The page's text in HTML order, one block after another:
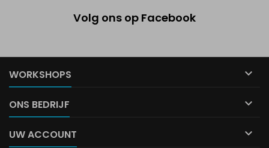
Volg ons op Facebook
WORKSHOPS 
ONS BEDRIJF 
UW ACCOUNT 